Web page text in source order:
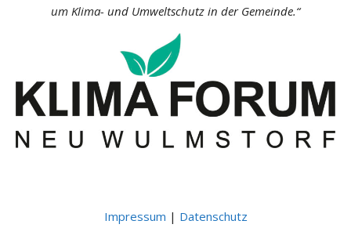
um Klima- und Umweltschutz in der Gemeinde.“
Impressum | Datenschutz